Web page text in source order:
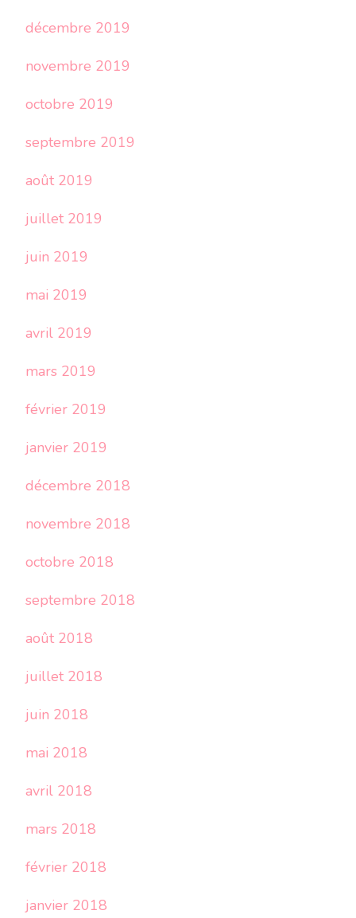
décembre 2019
novembre 2019
octobre 2019
septembre 2019
août 2019
juillet 2019
juin 2019
mai 2019
avril 2019
mars 2019
février 2019
janvier 2019
décembre 2018
novembre 2018
octobre 2018
septembre 2018
août 2018
juillet 2018
juin 2018
mai 2018
avril 2018
mars 2018
février 2018
janvier 2018